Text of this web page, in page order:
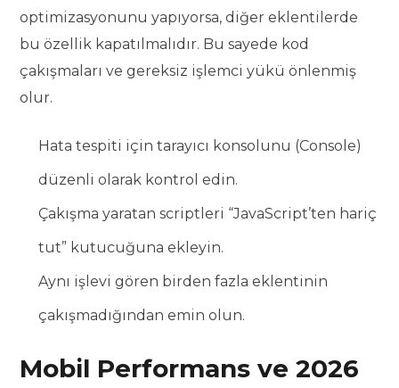
optimizasyonunu yapıyorsa, diğer eklentilerde
bu özellik kapatılmalıdır. Bu sayede kod
çakışmaları ve gereksiz işlemci yükü önlenmiş
olur.
Hata tespiti için tarayıcı konsolunu (Console)
düzenli olarak kontrol edin.
Çakışma yaratan scriptleri “JavaScript’ten hariç
tut” kutucuğuna ekleyin.
Aynı işlevi gören birden fazla eklentinin
çakışmadığından emin olun.
Mobil Performans ve 2026